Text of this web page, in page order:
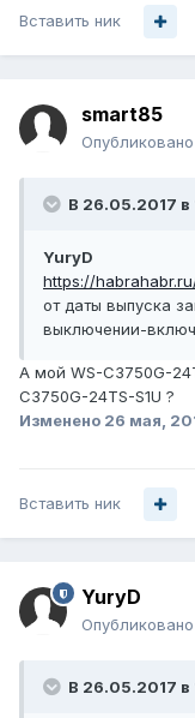
Вставить ник
smart85
Опубликовано
В 26.05.2017 в
YuryD
https://
от даты выпуска
выключении-
А мой WS-C3750G-
C3750G-24TS-S1U ?
Изменено 26 мая,
Вставить ник
YuryD
Опубликовано
В 26.05.2017 в